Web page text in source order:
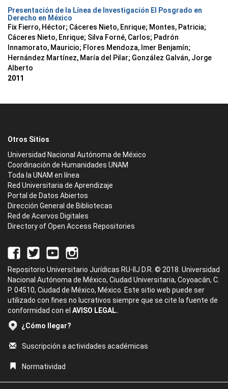
Presentación de la Línea de Investigación El Posgrado en
Derecho en México
Fix Fierro, Héctor; Cáceres Nieto, Enrique; Montes, Patricia;
Cáceres Nieto, Enrique; Silva Forné, Carlos; Padrón
Innamorato, Mauricio; Flores Mendoza, Imer Benjamín;
Hernández Martínez, María del Pilar; González Galván, Jorge
Alberto
2011
Otros Sitios
Universidad Nacional Autónoma de México
Coordinación de Humanidades UNAM
Toda la UNAM en línea
Red Universitaria de Aprendizaje
Portal de Datos Abiertos
Dirección General de Bibliotecas
Red de Acervos Digitales
Directory of Open Access Repositories
Repositorio Universitario Jurídicas RU-IIJ D.R. © 2018. Universidad
Nacional Autónoma de México, Ciudad Universitaria, Coyoacán, C.
P. 04510, Ciudad de México, México. Este sitio web puede ser
utilizado con fines no lucrativos siempre que se cite la fuente de
conformidad con el AVISO LEGAL.
¿Cómo llegar?
Suscripción a actividades académicas
Normatividad